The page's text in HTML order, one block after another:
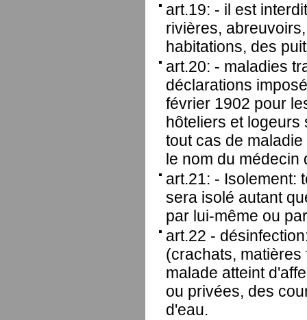
art.19: - il est
rivières,
habitations, des
art.20: - maladies
déclarations
février 1902 pour
hôteliers et logeurs
tout cas de
le nom du médecin
art.21: - Isolement:
sera isolé autant
par lui-même ou
art.22 -
(crachats,
malade atteint
ou privées, des
d'eau.